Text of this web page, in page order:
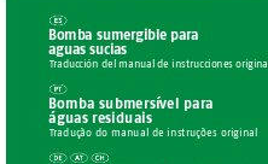
Bomba sumergible para
aguas sucias
Traducción del manual de instrucciones original
Bomba submersível para
águas residuais
Tradução do manual de instruções original